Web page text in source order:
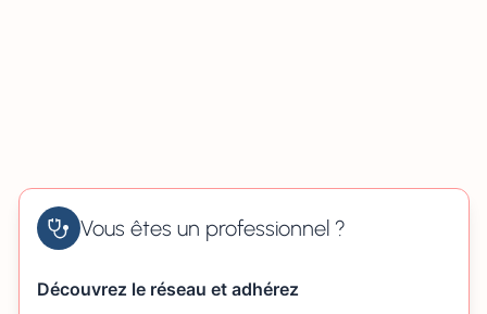
Vous êtes un professionnel ?
Découvrez le réseau et adhérez